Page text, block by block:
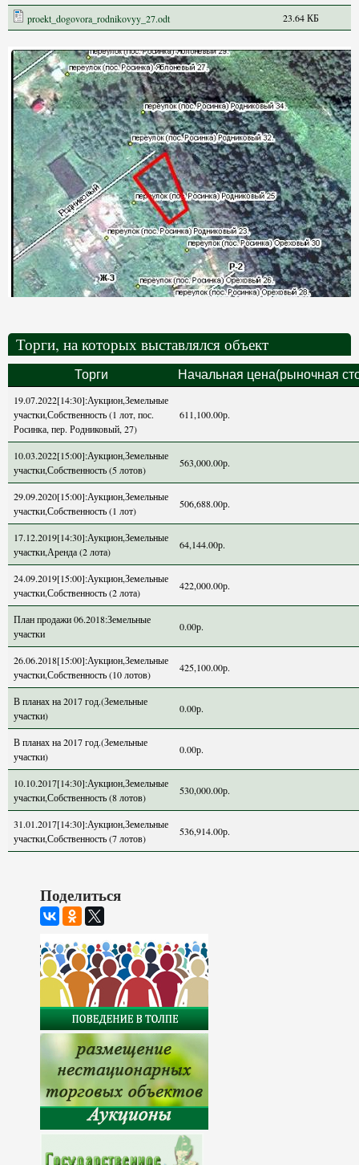
proekt_dogovora_rodnikovyy_27.odt 23.64 КБ
Торги, на которых выставлялся объект
Торги Начальная цена(рыночная
19.07.2022[14:30]:Аукцион,Земельные
участки,Собственность (1 лот, пос.
Росинка, пер. Родниковый, 27)
611,100.00р.
10.03.2022[15:00]:Аукцион,Земельные
участки,Собственность (5 лотов)
563,000.00р.
29.09.2020[15:00]:Аукцион,Земельные
участки,Собственность (1 лот)
506,688.00р.
17.12.2019[14:30]:Аукцион,Земельные
участки,Аренда (2 лота)
64,144.00р.
24.09.2019[15:00]:Аукцион,Земельные
участки,Собственность (2 лота)
422,000.00р.
План продажи 06.2018:Земельные
участки
0.00р.
26.06.2018[15:00]:Аукцион,Земельные
участки,Собственность (10 лотов)
425,100.00р.
В планах на 2017 год.(Земельные
участки)
0.00р.
В планах на 2017 год.(Земельные
участки)
0.00р.
10.10.2017[14:30]:Аукцион,Земельные
участки,Собственность (8 лотов)
530,000.00р.
31.01.2017[14:30]:Аукцион,Земельные
участки,Собственность (7 лотов)
536,914.00р.
Поделиться